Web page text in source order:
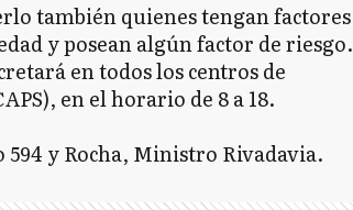
también quienes tengan factores
y posean algún factor de riesgo.
en todos los centros de
en el horario de 8 a 18.
y Rocha, Ministro Rivadavia.